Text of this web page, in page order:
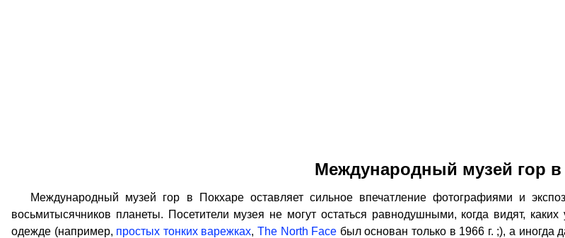
Международный музей гор в
Международный музей гор в Покхаре оставляет сильное впечатление фотографиями и
восьмитысячников планеты. Посетители музея не могут остаться равнодушными, когда видят,
одежде (например, простых тонких варежках,The North Face был основан только в 1966 г. ;), а иногда